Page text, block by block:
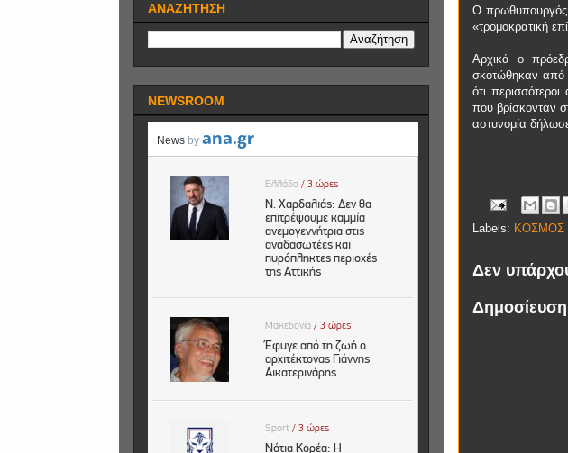
Ο πρωθυπουργός
«τρομοκρατική
Αρχικά ο
σκοτώθηκαν από
ότι
που βρίσκονταν
αστυνομία
Labels: ΚΟΣΜΟΣ
Δεν
ΑΝΑΖΗΤΗΣΗ
NEWSROOM